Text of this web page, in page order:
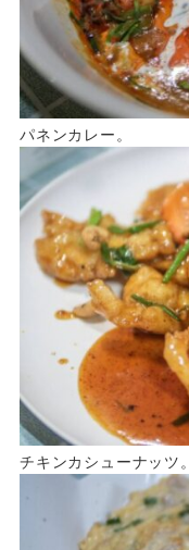
パネンカレー。
チキンカシューナッツ。